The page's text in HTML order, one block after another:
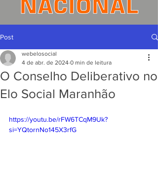
Post
O Conselho Deliberativo no
Elo Social Maranhão
webelosocial
4 de abr. de 2024 0 min de leitura
https://youtu.be/rFW6TCqM9Uk?
si=YQtornNo145X3rfG